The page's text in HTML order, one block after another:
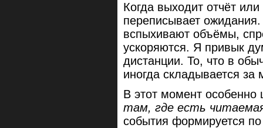
Когда выходит отчёт
переписывает
вспыхивают объёмы,
ускоряются. Я привык
дистанции. То, что в
иногда складывается за
В этот момент
там, где есть
события формируется